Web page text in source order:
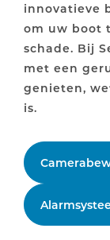
innovatieve
om uw boot
schade. Bij
met een
genieten,
is.